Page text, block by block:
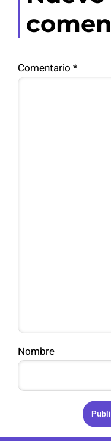
Comentario *
Nombre